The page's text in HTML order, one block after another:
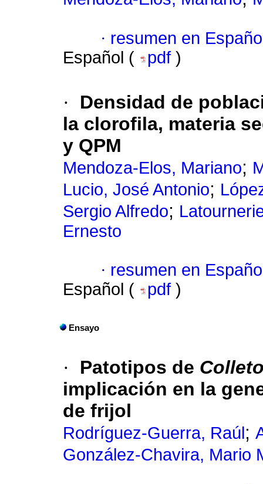
· resumen en
Español (
pdf )
·
Densidad de
la clorofila, materia
y QPM
Mendoza-Elos, Mariano;
Lucio, José Antonio;
Sergio Alfredo;
Ernesto
· resumen en
Español (
pdf )
Ensayo
· Patotipos de
implicación en la
de frijol
Rodríguez-Guerra, Raúl ;
González-Chavira, Mario